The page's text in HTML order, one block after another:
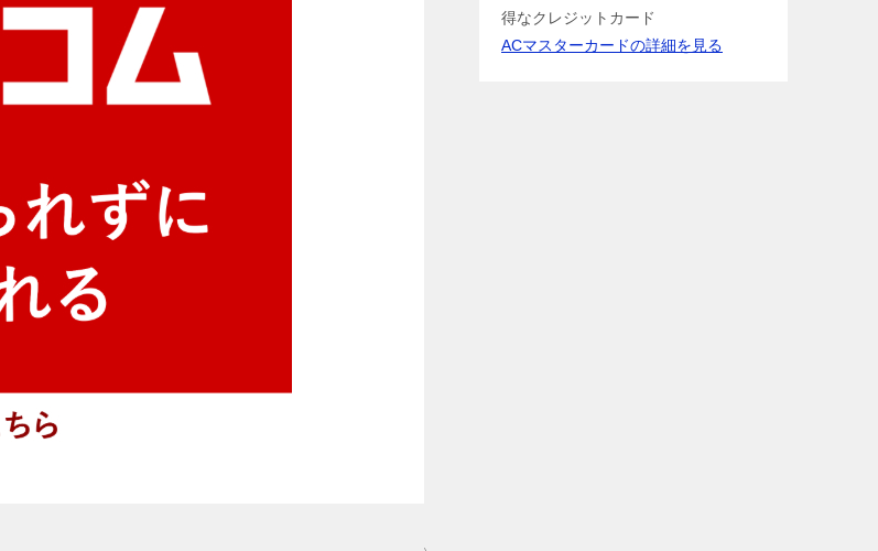
得なクレジットカード
ACマスターカードの詳細を見る